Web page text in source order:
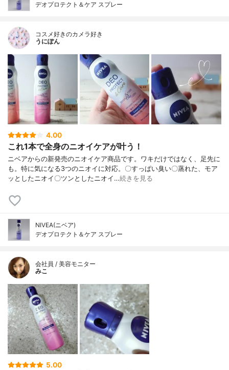
デオプロテクト＆ケア スプレー
コスメ好きのカメラ好き
うにぽん
4.00
これ1本で全身のニオイケアが叶う！
ニベアからの新発売のニオイケア商品です。ワキだけではなく、足先に
も。特に気になる3つのニオイに対応。〇すっぱい臭い〇蒸れた、モア
ッとしたニオイ〇ツンとしたニオイ…続きを見る
NIVEA(ニベア)
デオプロテクト＆ケア スプレー
会社員 / 美容モニター
みこ
5.00